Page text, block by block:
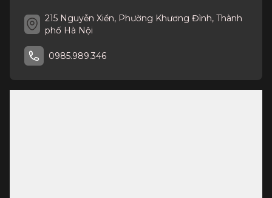
215 Nguyễn Xiển, Phường Khương Đình, Thành
phố Hà Nội
0985.989.346